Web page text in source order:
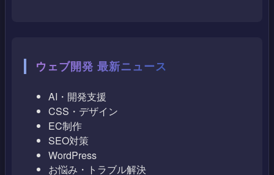
ウェブ開発 最新ニュース
AI・開発支援
CSS・デザイン
EC制作
SEO対策
WordPress
お悩み・トラブル解決